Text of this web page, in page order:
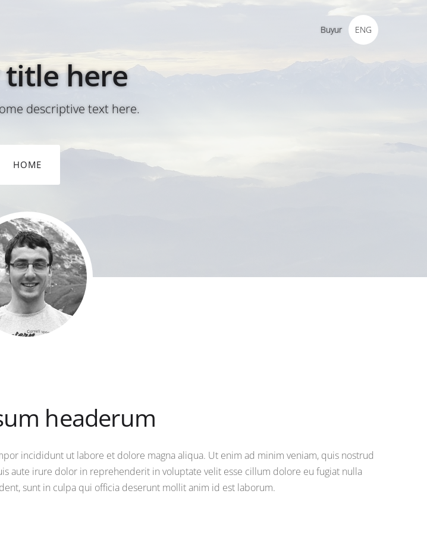
Buyur ENG
title here
descriptive text here.
HOME
headerum
incididunt ut labore et dolore magna aliqua. Ut enim ad minim veniam, quis nostrud
aute irure dolor in reprehenderit in voluptate velit esse cillum dolore eu fugiat nulla
sunt in culpa qui officia deserunt mollit anim id est laborum.